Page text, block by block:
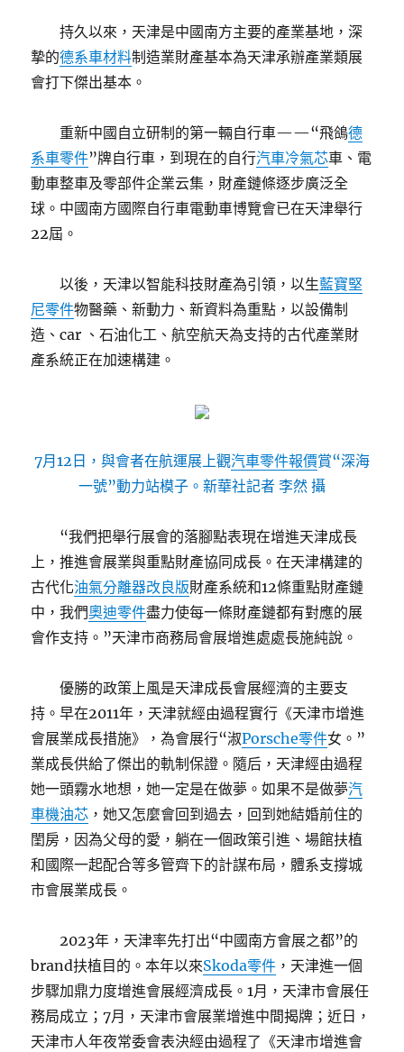
持久以來，天津是中國南方主要的產業基地，深
摯的德系車材料制造業財產基本為天津承辦產業類展
會打下傑出基本。
重新中國自立研制的第一輛自行車——“飛鴿德
系車零件”牌自行車，到現在的自行汽車冷氣芯車、電
動車整車及零部件企業云集，財產鏈條逐步廣泛全
球。中國南方國際自行車電動車博覽會已在天津舉行
22屆。
以後，天津以智能科技財產為引領，以生藍寶堅
尼零件物醫藥、新動力、新資料為重點，以設備制
造、car 、石油化工、航空航天為支持的古代產業財
產系統正在加速構建。
7月12日，與會者在航運展上觀汽車零件報價賞“深海
一號”動力站模子。新華社記者 李然 攝
“我們把舉行展會的落腳點表現在增進天津成長
上，推進會展業與重點財產協同成長。在天津構建的
古代化油氣分離器改良版財產系統和12條重點財產鏈
中，我們奧迪零件盡力使每一條財產鏈都有對應的展
會作支持。”天津市商務局會展增進處處長施純說。
優勝的政策上風是天津成長會展經濟的主要支
持。早在2011年，天津就經由過程實行《天津市增進
會展業成長措施》，為會展行“淑Porsche零件女。”
業成長供給了傑出的軌制保證。隨后，天津經由過程
她一頭霧水地想，她一定是在做夢。如果不是做夢汽
車機油芯 ，她又怎麼會回到過去，回到她結婚前住的
閨房，因為父母的愛，躺在一個政策引進、場館扶植
和國際一起配合等多管齊下的計謀布局，體系支撐城
市會展業成長。
2023年，天津率先打出“中國南方會展之都”的
brand扶植目的。本年以來Skoda零件 ，天津進一個
步驟加鼎力度增進會展經濟成長。1月，天津市會展任
務局成立；7月，天津市會展業增進中間揭牌；近日，
天津市人年夜常委會表決經由過程了《天津市增進會